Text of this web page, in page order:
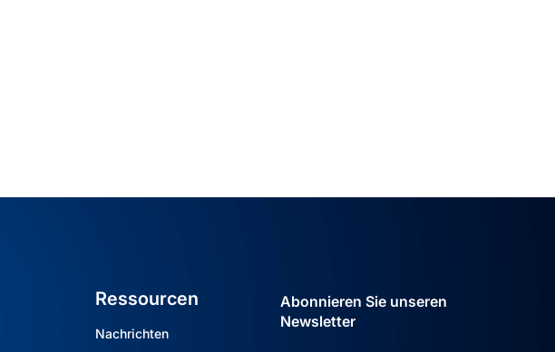
Ressourcen
Nachrichten
Abonnieren Sie unseren
Newsletter